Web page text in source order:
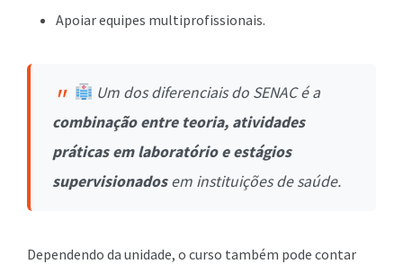
Apoiar equipes multiprofissionais.
Um dos diferenciais do SENAC é a
combinação entre teoria, atividades
práticas em laboratório e estágios
supervisionadosem instituições de saúde.
Dependendo da unidade, o curso também pode contar